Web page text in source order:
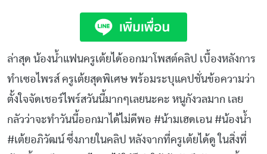
ล่าสุด น้องน้ำแฟนครูเต้ยได้ออกมาโพสต์คลิป เบื้องหลังการ
ทำเซอไพรส์ ครูเต้ยสุดพิเศษ พร้อมระบุแคปชั่นข้อความว่า
ตั้งใจจัดเชอร์ไพร์สวันนี้มากๆเลยนะคะ หนูกังวลมาก เลย
กลัวว่าจะทำวันนี้ออกมาได้ไม่ดีพอ #น้ามเฮดเอน #น้องน้ำ
#เต้ยอภิวัฒน์ ซึ่งภายในคลิป หลังจากที่ครูเต้ยได้ดู ในสิ่งที่